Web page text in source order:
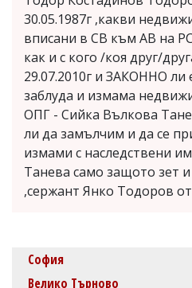
30.05.1987г ,какви
вписани в СВ към АВ на
как и с кого /коя друг/
29.07.2010г и ЗАКОННО ли
заблуда и измама
ОПГ - Сийка Вълкова
ли да замълчим и да се
измами с наследствени
Танева само защото зет
,сержант Янко Тодоров
София
Велико Търново